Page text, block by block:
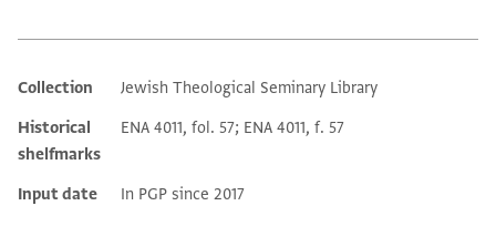
Additional metadata
Collection
Jewish Theological Seminary Library
Historical
shelfmarks
ENA 4011, fol. 57; ENA 4011, f. 57
Input date In PGP since 2017